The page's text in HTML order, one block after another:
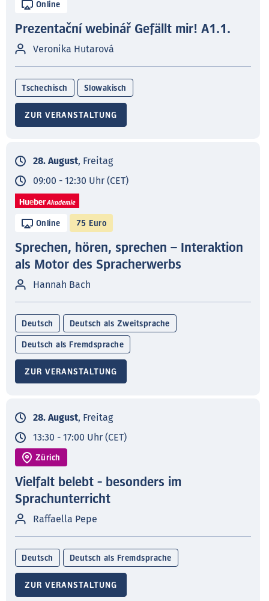
Online
Prezentační webinář Gefällt mir! A1.1.
Veronika Hutarová
Tschechisch Slowakisch
ZUR VERANSTALTUNG
28. August, Freitag
09:00 - 12:30 Uhr (CET)
Online 75 Euro
Sprechen, hören, sprechen – Interaktion
als Motor des Spracherwerbs
Hannah Bach
Deutsch Deutsch als Zweitsprache
Deutsch als Fremdsprache
ZUR VERANSTALTUNG
28. August, Freitag
13:30 - 17:00 Uhr (CET)
Zürich
Vielfalt belebt - besonders im
Sprachunterricht
Raffaella Pepe
Deutsch Deutsch als Fremdsprache
ZUR VERANSTALTUNG